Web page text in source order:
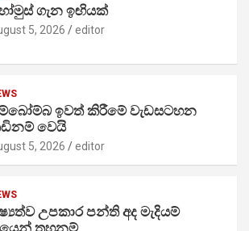
ගැන ඉඟියක්
5, 2026 editor
ඉවත් කිරීමේ වැඩසටහන
වෙයි
5, 2026 editor
උපකාර පන්ති අද මැදියම්
තහනම්